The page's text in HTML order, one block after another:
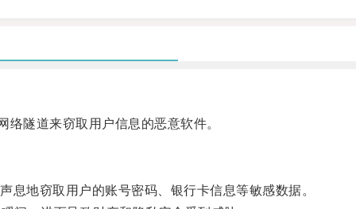
隧道来窃取用户信息的恶意软件。
地窃取用户的账号密码、银行卡信息等敏感数据。